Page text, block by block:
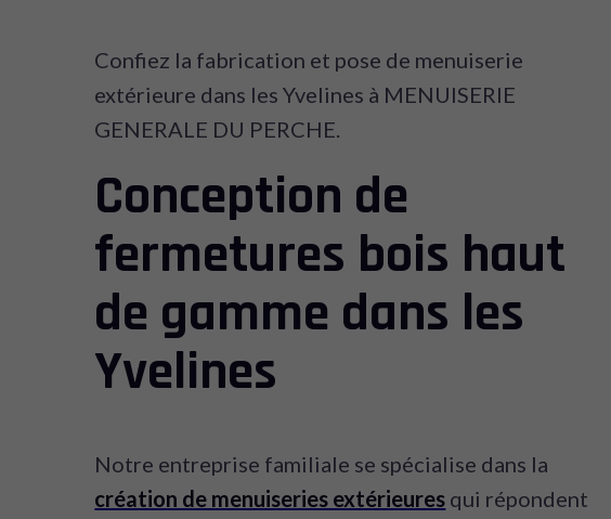
Confiez la fabrication et pose de menuiserie
extérieure dans les Yvelines à MENUISERIE
GENERALE DU PERCHE.
Conception de
fermetures bois haut
de gamme dans les
Yvelines
Notre entreprise familiale se spécialise dans la
création de menuiseries extérieures qui répondent